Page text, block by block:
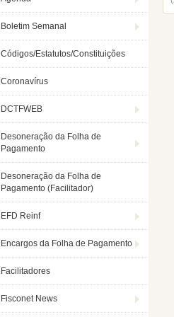
Boletim Semanal
Códigos/Estatutos/Constituições
Coronavírus
DCTFWEB
Desoneração da Folha de
Pagamento
Desoneração da Folha de
Pagamento (Facilitador)
EFD Reinf
Encargos da Folha de Pagamento
Facilitadores
Fisconet News